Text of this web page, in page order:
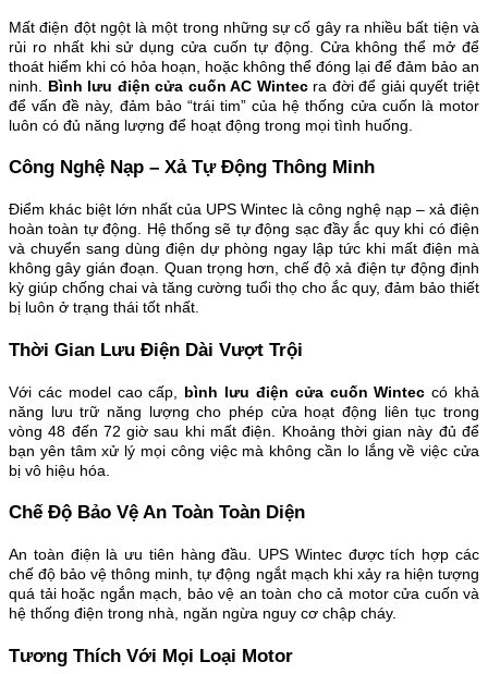
Mất điện đột ngột là một trong những sự cố gây ra nhiều bất tiện và
rủi ro nhất khi sử dụng cửa cuốn tự động. Cửa không thể mở để
thoát hiểm khi có hỏa hoạn, hoặc không thể đóng lại để đảm bảo an
ninh. Bình lưu điện cửa cuốn AC Wintecra đời để giải quyết triệt
để vấn đề này, đảm bảo “trái tim” của hệ thống cửa cuốn là motor
luôn có đủ năng lượng để hoạt động trong mọi tình huống.
Công Nghệ Nạp – Xả Tự Động Thông Minh
Điểm khác biệt lớn nhất của UPS Wintec là công nghệ nạp – xả điện
hoàn toàn tự động. Hệ thống sẽ tự động sạc đầy ắc quy khi có điện
và chuyển sang dùng điện dự phòng ngay lập tức khi mất điện mà
không gây gián đoạn. Quan trọng hơn, chế độ xả điện tự động định
kỳ giúp chống chai và tăng cường tuổi thọ cho ắc quy, đảm bảo thiết
bị luôn ở trạng thái tốt nhất.
Thời Gian Lưu Điện Dài Vượt Trội
Với các model cao cấp, bình lưu điện cửa cuốn Wintec có khả
năng lưu trữ năng lượng cho phép cửa hoạt động liên tục trong
vòng 48 đến 72 giờ sau khi mất điện. Khoảng thời gian này đủ để
bạn yên tâm xử lý mọi công việc mà không cần lo lắng về việc cửa
bị vô hiệu hóa.
Chế Độ Bảo Vệ An Toàn Toàn Diện
An toàn điện là ưu tiên hàng đầu. UPS Wintec được tích hợp các
chế độ bảo vệ thông minh, tự động ngắt mạch khi xảy ra hiện tượng
quá tải hoặc ngắn mạch, bảo vệ an toàn cho cả motor cửa cuốn và
hệ thống điện trong nhà, ngăn ngừa nguy cơ chập cháy.
Tương Thích Với Mọi Loại Motor